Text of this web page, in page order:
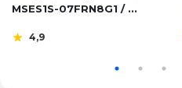
MSES1S-07FRN8G1 / ...
4,9